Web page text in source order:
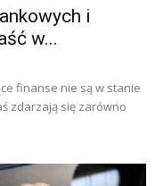
i
w...
finanse nie są w stanie
zdarzają się zarówno